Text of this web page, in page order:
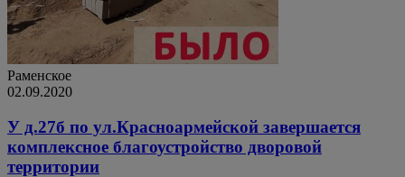
Раменское
02.09.2020
У д.27б по ул.Красноармейской завершается
комплексное благоустройство дворовой
территории